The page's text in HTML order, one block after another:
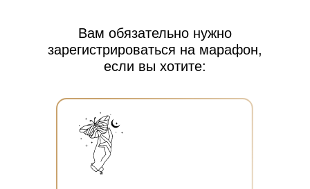
Вам обязательно нужно
зарегистрироваться на марафон,
если вы хотите: